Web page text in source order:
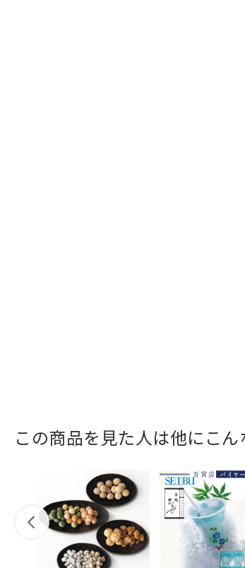
この商品を見た人は他にこん